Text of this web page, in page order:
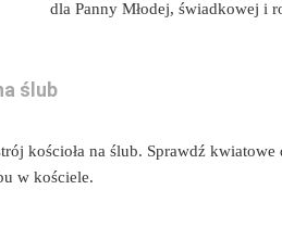
dla Panny Młodej, świadkowej i
ślub
kościoła na ślub. Sprawdź
w kościele.